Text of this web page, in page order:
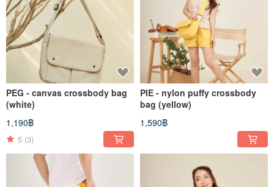
PEG - canvas crossbody bag
(white)
1,190฿
5 (3)
PIE - nylon puffy crossbody
bag (yellow)
1,590฿